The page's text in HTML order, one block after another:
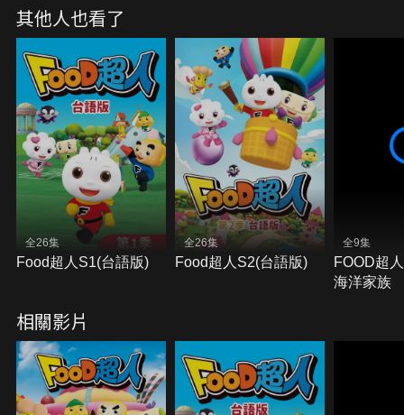
其他人也看了
全26集
Food超人S1(台語版)
全26集
Food超人S2(台語版)
全9集
FOOD超
海洋家族
相關影片